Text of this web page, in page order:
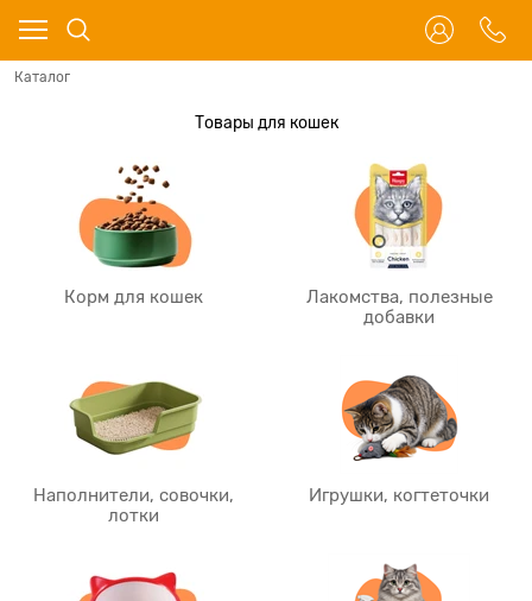
Каталог
Товары для кошек
Корм для кошек
Лакомства, полезные
добавки
Наполнители, совочки,
лотки
Игрушки, когтеточки